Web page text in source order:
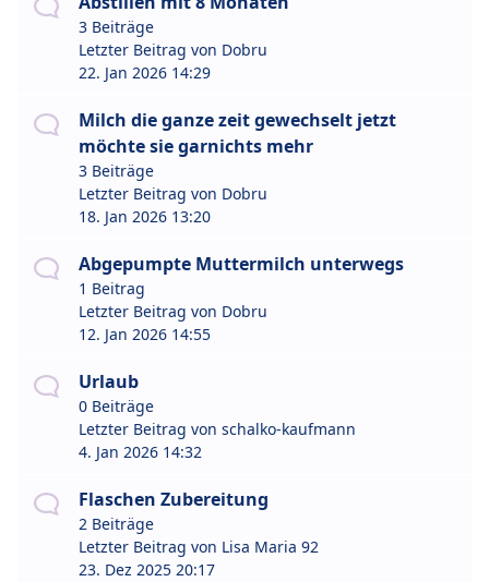
3 Beiträge
Letzter Beitrag von Dobru
22. Jan 2026 14:29
Milch die ganze zeit gewechselt jetzt
möchte sie garnichts mehr
3 Beiträge
Letzter Beitrag von Dobru
18. Jan 2026 13:20
Abgepumpte Muttermilch unterwegs
1 Beitrag
Letzter Beitrag von Dobru
12. Jan 2026 14:55
Urlaub
0 Beiträge
Letzter Beitrag von schalko-kaufmann
4. Jan 2026 14:32
Flaschen Zubereitung
2 Beiträge
Letzter Beitrag von Lisa Maria 92
23. Dez 2025 20:17